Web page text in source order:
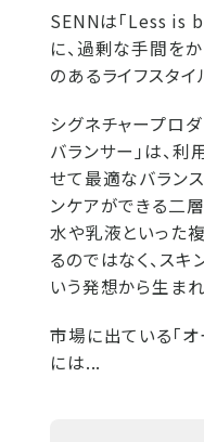
SENNは「Less is
に、過剰な手間を
のあるライフスタイ
シグネチャープロ
バランサー」は、
せて最適なバラン
ンケアができる二
水や乳液といった
るのではなく、ス
いう発想から生まれ
市場に出ている「
には...